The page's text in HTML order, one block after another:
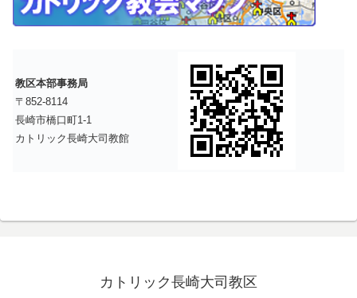
教区本部事務局
〒852-8114
長崎市橋口町1-1
カトリック長崎大司教館
カトリック長崎大司教区